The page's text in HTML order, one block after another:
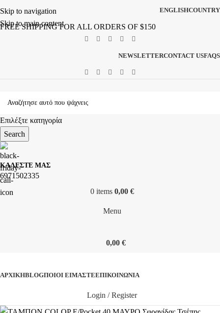
Skip to navigation
Skip to main content
ENGLISHCOUNTRY
FREE SHIPPING FOR ALL ORDERS OF $150
NEWSLETTERCONTACT USFAQS
Επιλέξτε κατηγορία
Search
ΚΑΛΕΣΤΕ ΜΑΣ
6971502335
0 items 0,00 €
Menu
0,00 €
ΑΡΧΙΚΉBLOGΠΟΙΟΊ ΕΊΜΑΣΤΕΕΠΙΚΟΙΝΩΝΊΑ
Login / Register